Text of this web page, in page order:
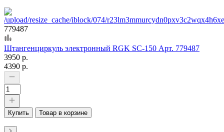
779487
Штангенциркуль электронный RGK SC-150 Арт. 779487
3950 р.
4390 р.
Купить Товар в корзине